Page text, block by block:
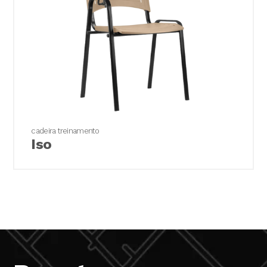
conservação não foram seguidos;
Danos causados por acidentes naturais,
inundações, incêndios, maresia e etc.;
Danos causados pela exposição à intempérie,
uso do produto em áreas externas ou com
umidade/temperatura excessivas, bem como uso
sobre pisos irregulares;
Deformações de até 10% do tamanho original
em espumas usadas nos assentos são
consideradas normais e aparecem com o uso,
portanto essa variação não acarreta garantia;
transportadora sob responsabilidade do cliente;
Peças de alumínio ou anodizadas com
pequenas imperfeições superficiais como: micro
cadeira treinamento
Iso